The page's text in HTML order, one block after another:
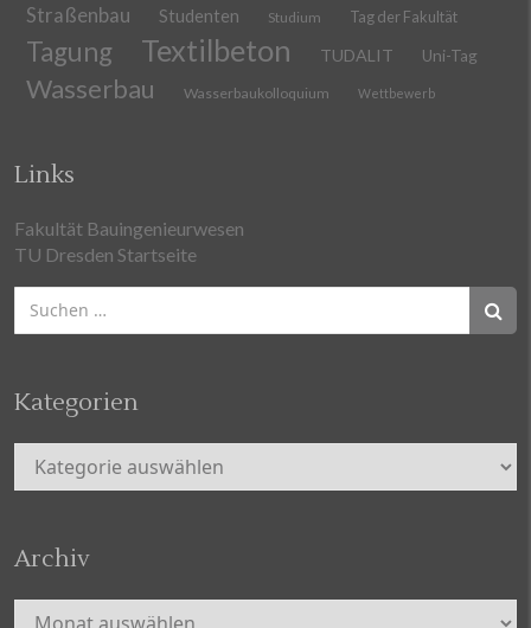
Straßenbau Studenten Studium Tag der Fakultät
Tagung Textilbeton TUDALIT Uni-Tag
Wasserbau Wasserbaukolloquium Wettbewerb
Links
Fakultät Bauingenieurwesen
TU Dresden Startseite
Suchen
nach:
Kategorien
Kategorien
Archiv
Archiv